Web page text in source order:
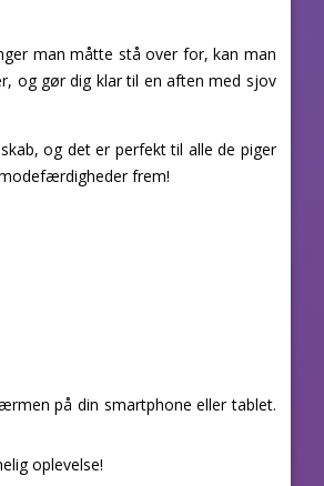
man måtte stå over for, kan man
og gør dig klar til en aften med sjov
og det er perfekt til alle de piger
frem!
på din smartphone eller tablet.
oplevelse!